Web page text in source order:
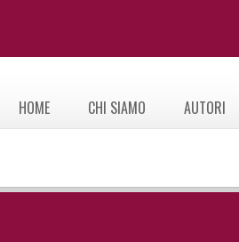
HOME CHI SIAMO AUTORI